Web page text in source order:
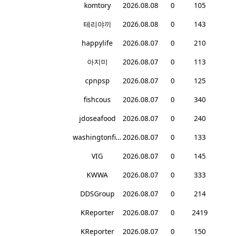
komtory 2026.08.08 0
105
테리야끼 2026.08.08 0
143
happylife 2026.08.07 0
210
아지미 2026.08.07 0
113
cpnpsp 2026.08.07 0
125
fishcous 2026.08.07 0
340
jdoseafood 2026.08.07 0
240
washingtonfish 2026.08.07 0
133
VIG 2026.08.07 0
145
KWWA 2026.08.07 0
333
DDSGroup 2026.08.07 0
214
KReporter 2026.08.07 0
2419
KReporter 2026.08.07 0 150